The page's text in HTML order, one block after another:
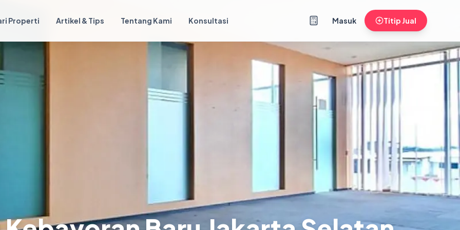
Properti Artikel & Tips Tentang Kami Konsultasi Masuk Titip Jual